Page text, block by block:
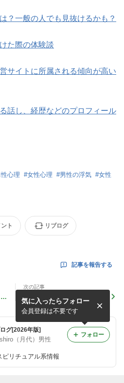
？一般の人でも見抜けるかも？
た際の体験談
サイトに所属される傾向が高い
話し、経歴などのプロフィール
心理 #女性心理 #男性の浮気 #女性
ト リブログ
記事を報告する
次の記事
霊感を鍛える方法は、簡単な
方法が世の中に存在する
グ[2026年版]
（月代）男性
ピリチュアル系情報
気に入ったらフォロー
会員登録は不要です
フォロー